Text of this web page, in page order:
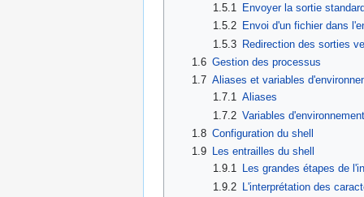
1.5.1
Envoyer la sortie
1.5.2 Envoi d'un fichier dans
1.5.3 Redirection des sorties
1.6 Gestion des processus
1.7 Aliases et variables
1.7.1 Aliases
1.7.2 Variables
1.8 Configuration du shell
1.9
Les entrailles du shell
1.9.1 Les grandes étapes de
1.9.2 L'interprétation des